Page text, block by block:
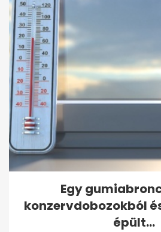
Egy
konzervdobozokból
épült...